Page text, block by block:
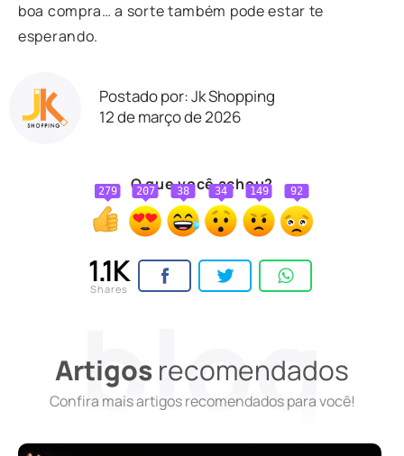
boa compra… a sorte também pode estar te
esperando.
Postado por: Jk Shopping
12 de março de 2026
O que você achou?
279 207 38 34 149 92
1.1K
Shares
Artigosrecomendados
Confira mais artigos recomendados para você!